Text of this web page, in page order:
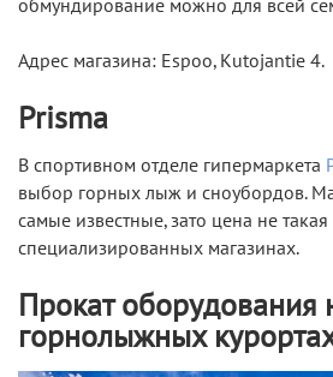
обмундирование можно для всей
Адрес магазина: Espoo, Kutojantie 4.
Prisma
В спортивном отделе гипермаркета
выбор горных лыж и сноубордов.
самые известные, зато цена не
специализированных магазинах.
Прокат оборудования
горнолыжных